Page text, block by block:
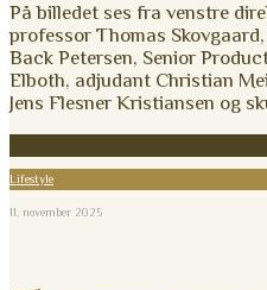
På billedet ses fra venstre
professor Thomas
Back Petersen, Senior
Elboth, adjudant Christian
Jens Flesner Kristiansen og
Lifestyle
11. november 2025